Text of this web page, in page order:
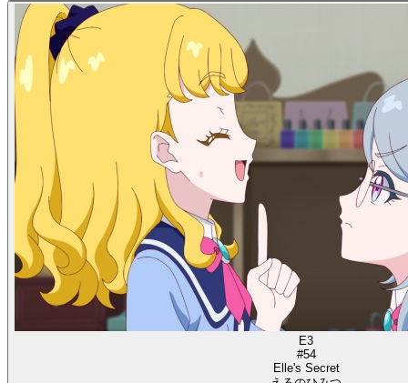
E3
#54
Elle's Secret